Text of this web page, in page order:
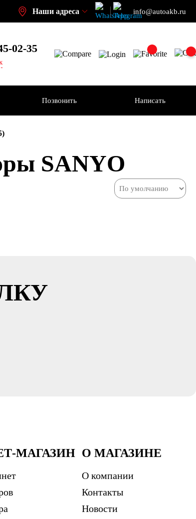
Наши адреса info@autoakb.ru
02-35
Позвонить Написать
SANYO
МАГАЗИН О МАГАЗИНЕ
О компании
Контакты
Новости